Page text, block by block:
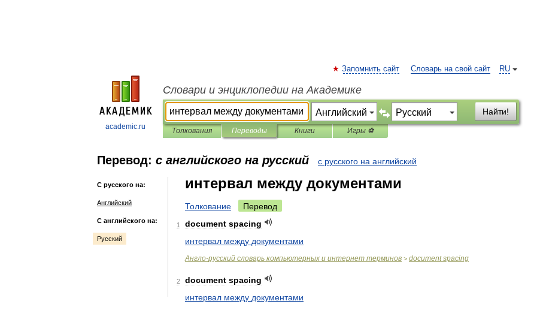
academic.ru
RU
Запомнить сайт Словарь на свой сайт
Словари и энциклопедии на Академике
Найти!
Толкования Переводы Книги Игры ⚽
Перевод: с английского на русский с русского на английский
С русского на:
Английский
С английского на:
Русский
интервал между документами
Толкование Перевод
1 document spacing
интервал между документами
Англо-русский словарь компьютерных и интернет терминов > document spacing
2 document spacing
интервал между документами